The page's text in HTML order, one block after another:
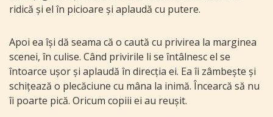
ridică și el în picioare și aplaudă cu putere.
Apoi ea își dă seama că o caută cu privirea la marginea
scenei, în culise. Când privirile li se întâlnesc el se
întoarce ușor și aplaudă în direcția ei. Ea îi zâmbește și
schițează o plecăciune cu mâna la inimă. Încearcă să nu
îi poarte pică. Oricum copiii ei au reușit.